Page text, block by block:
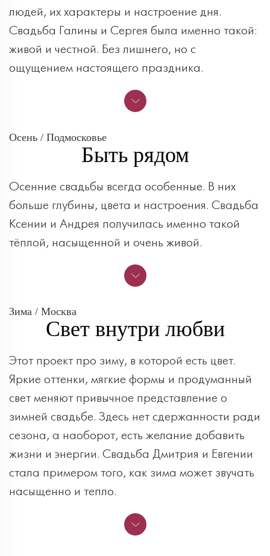
людей, их характеры и настроение дня.
Свадьба Галины и Сергея была именно такой:
живой и честной. Без лишнего, но с
ощущением настоящего праздника.
Осень / Подмосковье
Быть рядом
Осенние свадьбы всегда особенные. В них
больше глубины, цвета и настроения. Свадьба
Ксении и Андрея получилась именно такой
тёплой, насыщенной и очень живой.
Зима / Москва
Свет внутри любви
Этот проект про зиму, в которой есть цвет.
Яркие оттенки, мягкие формы и продуманный
свет меняют привычное представление о
зимней свадьбе. Здесь нет сдержанности ради
сезона, а наоборот, есть желание добавить
жизни и энергии. Свадьба Дмитрия и Евгении
стала примером того, как зима может звучать
насыщенно и тепло.